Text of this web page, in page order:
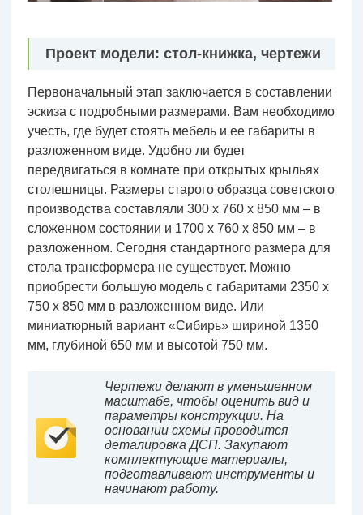
Проект модели: стол-книжка, чертежи
Первоначальный этап заключается в составлении
эскиза с подробными размерами. Вам необходимо
учесть, где будет стоять мебель и ее габариты в
разложенном виде. Удобно ли будет
передвигаться в комнате при открытых крыльях
столешницы. Размеры старого образца советского
производства составляли 300 х 760 х 850 мм – в
сложенном состоянии и 1700 х 760 х 850 мм – в
разложенном. Сегодня стандартного размера для
стола трансформера не существует. Можно
приобрести большую модель с габаритами 2350 х
750 х 850 мм в разложенном виде. Или
миниатюрный вариант «Сибирь» шириной 1350
мм, глубиной 650 мм и высотой 750 мм.
Чертежи делают в уменьшенном
масштабе, чтобы оценить вид и
параметры конструкции. На
основании схемы проводится
деталировка ДСП. Закупают
комплектующие материалы,
подготавливают инструменты и
начинают работу.